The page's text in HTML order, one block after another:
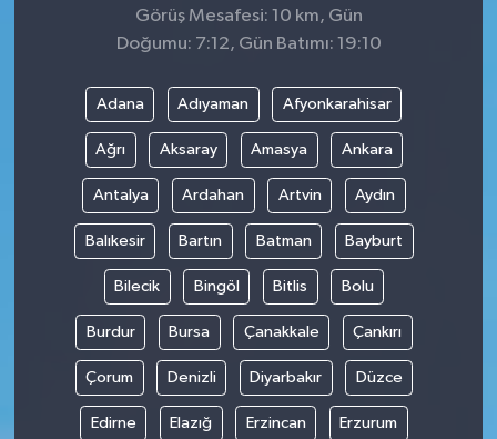
Görüş Mesafesi: 10 km, Gün
Doğumu: 7:12, Gün Batımı: 19:10
Adana Adıyaman Afyonkarahisar
Ağrı Aksaray Amasya Ankara
Antalya Ardahan Artvin Aydın
Balıkesir Bartın Batman Bayburt
Bilecik Bingöl Bitlis Bolu
Burdur Bursa Çanakkale Çankırı
Çorum Denizli Diyarbakır Düzce
Edirne Elazığ Erzincan Erzurum